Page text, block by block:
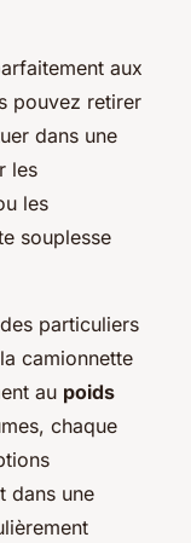
aux
pouvez retirer
dans une
les
les
souplesse
particuliers
camionnette
au poids
chaque
dans une